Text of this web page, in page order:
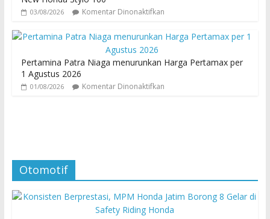
03/08/2026 Komentar Dinonaktifkan
Pertamina Patra Niaga menurunkan Harga Pertamax per
1 Agustus 2026
01/08/2026 Komentar Dinonaktifkan
Otomotif